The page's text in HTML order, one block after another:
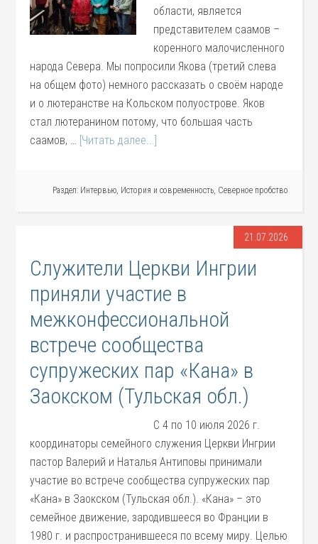
области, является
представителем саамов –
коренного малочисленного
народа Севера. Мы попросили Якова (третий слева
на общем фото) немного рассказать о своём народе
и о лютеранстве на Кольском полуострове. Яков
стал лютеранином потому, что большая часть
саамов, … [Читать далее...]
Раздел: Интервью, История и современность, Северное пробство
21.07.2026
Служители Церкви Ингрии
приняли участие в
межконфессиональной
встрече сообщества
супружеских пар «Кана» в
Заокском (Тульская обл.)
С 4 по 10 июля 2026 г.
координаторы семейного служения Церкви Ингрии
пастор Валерий и Наталья Антиповы принимали
участие во встрече сообщества супружеских пар
«Кана» в Заокском (Тульская обл.). «Кана» – это
семейное движение, зародившееся во Франции в
1980 г. и распространившееся по всему миру. Целью